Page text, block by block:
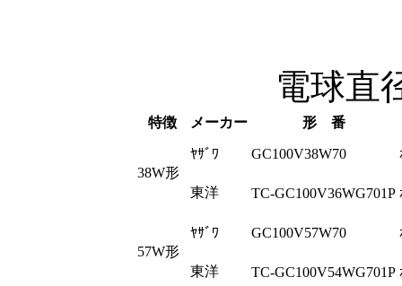
電球直
特徴 メーカー 形 番
38W形
ﾔｻﾞﾜ GC100V38W70
東洋 TC-GC100V36WG701P
57W形
ﾔｻﾞﾜ GC100V57W70
東洋 TC-GC100V54WG701P